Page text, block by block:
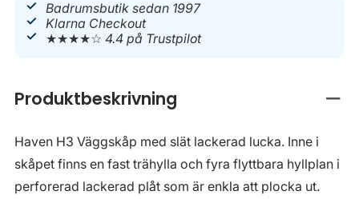
Badrumsbutik sedan 1997
Klarna Checkout
★★★★☆4.4 på Trustpilot
Produktbeskrivning
Haven H3 Väggskåp med slät lackerad lucka. Inne i
skåpet finns en fast trähylla och fyra flyttbara hyllplan i
perforerad lackerad plåt som är enkla att plocka ut.